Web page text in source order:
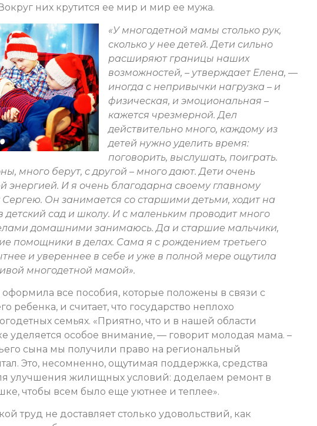
них крутится ее мир и мир ее мужа.
«У многодетной мамы столько рук,
сколько у нее детей. Дети сильно
расширяют границы наших
возможностей, – утверждает Елена, —
иногда с непривычки нагрузка – и
физическая, и эмоциональная –
кажется чрезмерной. Дел
действительно много, каждому из
детей нужно уделить время:
поговорить, выслушать, поиграть.
много берут, с другой – много дают. Дети очень
энергией. И я очень благодарна своему главному
Он занимается со старшими детьми, ходит на
детский сад и школу. И с маленьким проводит много
домашними занимаюсь. Да и старшие мальчики,
помощники в делах. Сама я с рождением третьего
и увереннее в себе и уже в полной мере ощутила
многодетной мамой».
все пособия, которые положены в связи с
ребенка, и считает, что государство неплохо
семьях. «Приятно, что и в нашей области
уделяется особое внимание, — говорит молодая мама. –
сына мы получили право на региональный
Это, несомненно, ощутимая поддержка, средства
улучшения жилищных условий: доделаем ремонт в
чтобы всем было еще уютнее и теплее».
труд не доставляет столько удовольствий, как